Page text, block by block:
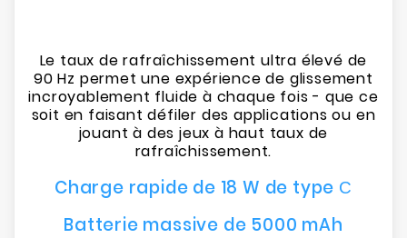
Le taux de rafraîchissement ultra élevé de
90 Hz permet une expérience de glissement
incroyablement fluide à chaque fois - que ce
soit en faisant défiler des applications ou en
jouant à des jeux à haut taux de
rafraîchissement.
Charge rapide de 18 W de type С
Batterie massive de 5000 mAh